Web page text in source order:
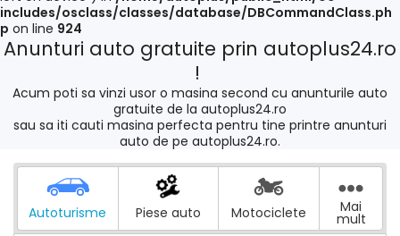
includes/osclass/classes/database/DBCommandClass.ph
p on line 924
Anunturi auto gratuite prin autoplus24.ro
!
Acum poti sa vinzi usor o masina second cu anunturile auto
gratuite de la autoplus24.ro
sau sa iti cauti masina perfecta pentru tine printre anunturi
auto de pe autoplus24.ro.
Autoturisme Piese auto Motociclete Mai
mult